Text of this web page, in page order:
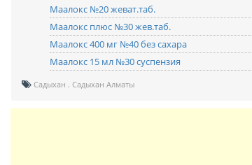
Маалокс №20 жеват.таб.
Маалокс плюс №30 жев.таб.
Маалокс 400 мг №40 без сахара
Маалокс 15 мл №30 суспензия
Садыхан Садыхан Алматы